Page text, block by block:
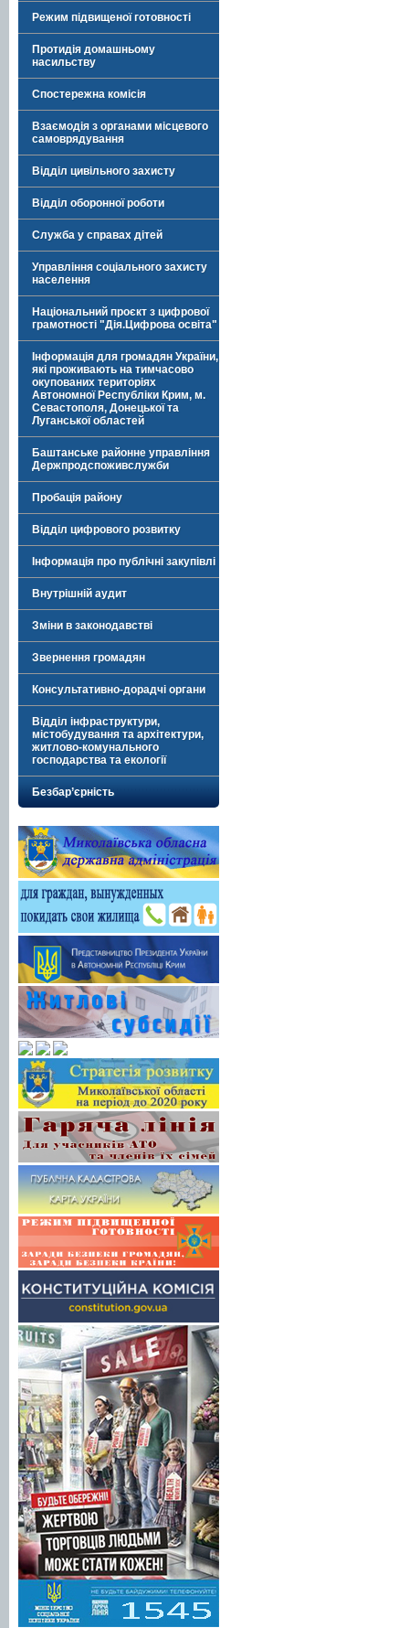
Режим підвищеної готовності
Протидія домашньому
насильству
Спостережна комісія
Взаємодія з органами місцевого
самоврядування
Відділ цивільного захисту
Відділ оборонної роботи
Служба у справах дітей
Управління соціального захисту
населення
Національний проєкт з цифрової
грамотності "Дія.Цифрова освіта"
Інформація для громадян України,
які проживають на тимчасово
окупованих територіях
Автономної Республіки Крим, м.
Севастополя, Донецької та
Луганської областей
Баштанське районне управління
Держпродспоживслужби
Пробація району
Відділ цифрового розвитку
Інформація про публічні закупівлі
Внутрішній аудит
Зміни в законодавстві
Звернення громадян
Консультативно-дорадчі органи
Відділ інфраструктури,
містобудування та архітектури,
житлово-комунального
господарства та екології
Безбар’єрність